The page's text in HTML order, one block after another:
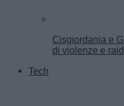
Cisgiordania e
di violenze e raid
Tech